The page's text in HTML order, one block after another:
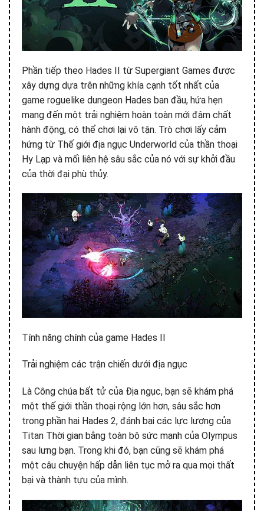
Phần tiếp theo Hades II từ Supergiant Games được
xây dựng dựa trên những khía cạnh tốt nhất của
game roguelike dungeon Hades ban đầu, hứa hẹn
mang đến một trải nghiệm hoàn toàn mới đậm chất
hành động, có thể chơi lại vô tận. Trò chơi lấy cảm
hứng từ Thế giới địa ngục Underworld của thần thoại
Hy Lạp và mối liên hệ sâu sắc của nó với sự khởi đầu
của thời đại phù thủy.
Tính năng chính của game Hades II
Trải nghiệm các trận chiến dưới địa ngục
Là Công chúa bất tử của Địa ngục, bạn sẽ khám phá
một thế giới thần thoại rộng lớn hơn, sâu sắc hơn
trong phần hai Hades 2, đánh bại các lực lượng của
Titan Thời gian bằng toàn bộ sức mạnh của Olympus
sau lưng bạn. Trong khi đó, bạn cũng sẽ khám phá
một câu chuyện hấp dẫn liên tục mở ra qua mọi thất
bại và thành tựu của mình.